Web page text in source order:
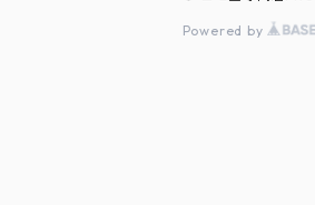
Powered by